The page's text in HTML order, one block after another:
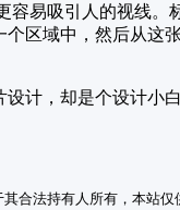
易吸引人的视线
区域中，然后从
计，却是个设计小
合法持有人所有，本站